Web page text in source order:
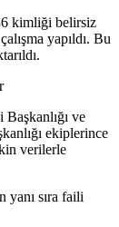
kimliği belirsiz
yapıldı. Bu
ve
ekiplerince
verilerle
yanı sıra faili